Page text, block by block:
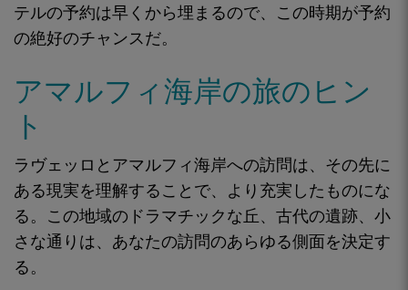
テルの予約は早くから埋まるので、この時期が予約
の絶好のチャンスだ。
アマルフィ海岸の旅のヒン
ト
ラヴェッロとアマルフィ海岸への訪問は、その先に
ある現実を理解することで、より充実したものにな
る。この地域のドラマチックな丘、古代の遺跡、小
さな通りは、あなたの訪問のあらゆる側面を決定す
る。